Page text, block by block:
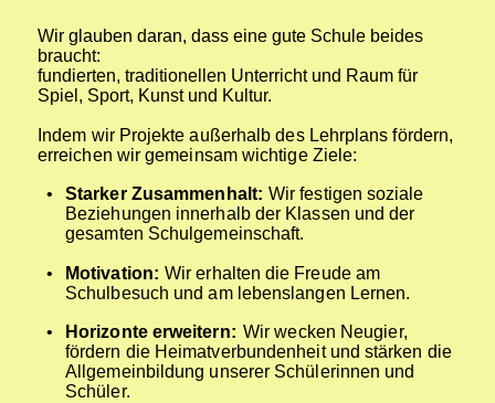
Wir glauben daran, dass eine gute Schule beides
braucht:
fundierten, traditionellen Unterricht und Raum für
Spiel, Sport, Kunst und Kultur.
Indem wir Projekte außerhalb des Lehrplans fördern,
erreichen wir gemeinsam wichtige Ziele:
• Starker Zusammenhalt: Wir festigen soziale
Beziehungen innerhalb der Klassen und der
gesamten Schulgemeinschaft.
• Motivation: Wir erhalten die Freude am
Schulbesuch und am lebenslangen Lernen.
• Horizonte erweitern: Wir wecken Neugier,
fördern die Heimatverbundenheit und stärken die
Allgemeinbildung unserer Schülerinnen und
Schüler.